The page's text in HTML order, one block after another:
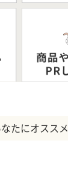
にオススメ